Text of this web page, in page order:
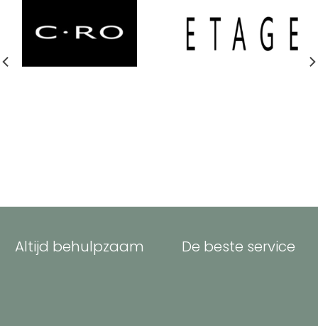
Altijd behulpzaam De beste service